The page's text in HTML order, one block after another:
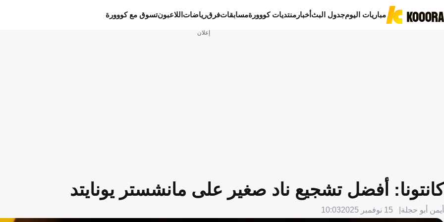
مباريات اليومجدول البثأخبار منتديات كووورةمسابقاتفرقرياضات اللاعبونتسوق مع كووورة
إعلان
كانتونا: أفضل تشجيع ناد صغير على مانشستر يونايتد
أيمن أبو حجلة 15 نوفمبر 2025 10:03